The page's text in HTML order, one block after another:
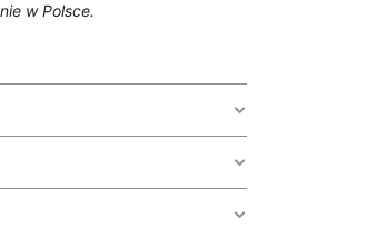
w Polsce.
się na niej bakterie.